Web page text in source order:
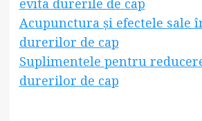
evita durerile de cap
Acupunctura și efectele sale
durerilor de cap
Suplimentele pentru
durerilor de cap